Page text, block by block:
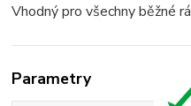
Vhodný pro všechny běžné
Parametry